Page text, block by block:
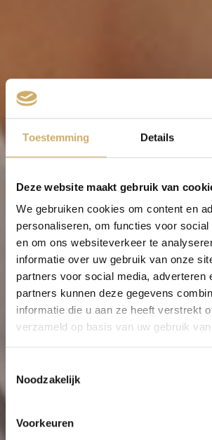
Toestemming Details
Deze website maakt gebruik van
We gebruiken cookies om content en
personaliseren, om functies voor social
en om ons websiteverkeer te
informatie over uw gebruik van onze
partners voor social media, adverteren
partners kunnen deze gegevens
informatie die u aan ze heeft verstrekt
verzameld op basis van uw gebruik
Noodzakelijk
Voorkeuren
Assistant
Office